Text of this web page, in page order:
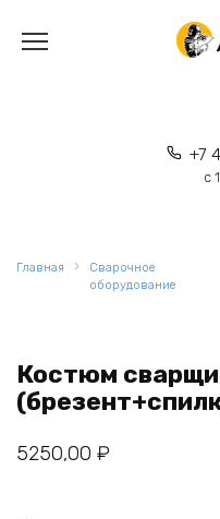
содержанию
+7
с
Главная
Сварочное
оборудование
Костюм
5250,00 ₽